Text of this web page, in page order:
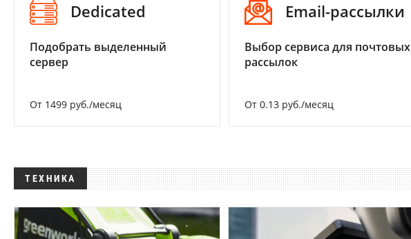
Dedicated
Подобрать выделенный
сервер
От 1499 руб./месяц
Email-рассылки
Выбор сервиса для почтовых
рассылок
От 0.13 руб./месяц
ТЕХНИКА